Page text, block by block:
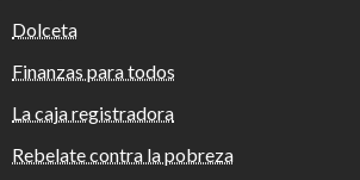
Dolceta
Finanzas para todos
La caja registradora
Rebelate contra la pobreza